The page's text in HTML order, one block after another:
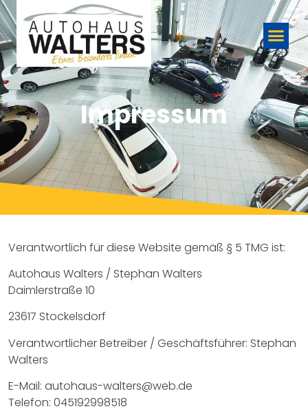
Impressum
Verantwortlich für diese Website gemäß § 5 TMG ist:
Autohaus Walters / Stephan Walters
Daimlerstraße 10
23617 Stockelsdorf
Verantwortlicher Betreiber / Geschäftsführer: Stephan
Walters
E-Mail: autohaus-walters@web.de
Telefon: 045192998518